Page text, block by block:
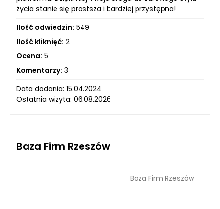
życia stanie się prostsza i bardziej przystępna!
Ilość odwiedzin: 549
Ilość kliknięć: 2
Ocena: 5
Komentarzy: 3
Data dodania: 15.04.2024
Ostatnia wizyta: 06.08.2026
Baza Firm Rzeszów
Baza Firm Rzeszów